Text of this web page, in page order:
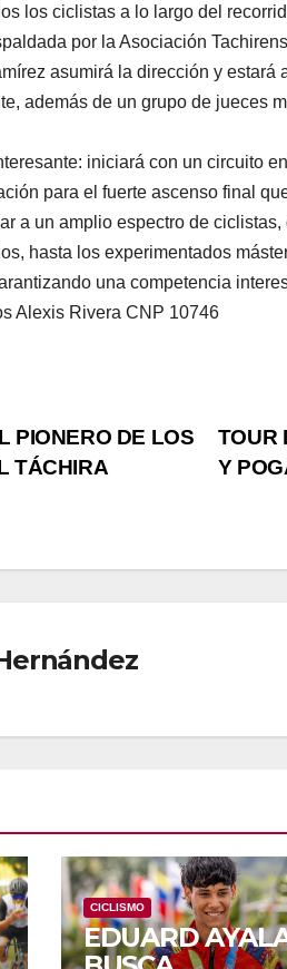
los ciclistas a lo largo del
por la Asociación
asumirá la dirección y estará
además de un grupo de jueces
iniciará con un circuito
para el fuerte ascenso final
a un amplio espectro de
hasta los experimentados
una competencia
Alexis Rivera CNP 10746
TOUR
Y
PIONERO DE LOS
TÁCHIRA
CICLISMO
EDUARD